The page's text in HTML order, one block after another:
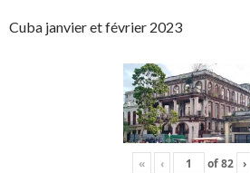
Cuba janvier et février 2023
« ‹ of82 ›